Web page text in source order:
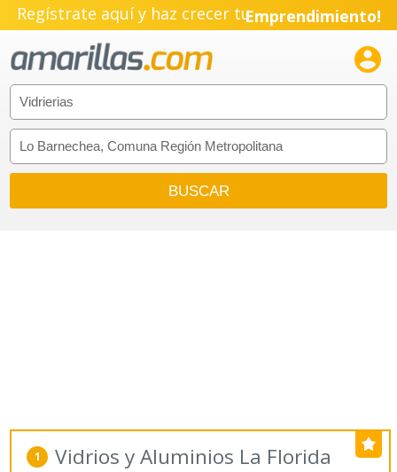
Regístrate aquí y haz crecer tuPyme!
Emprendimiento!

1 Vidrios y Aluminios La Florida